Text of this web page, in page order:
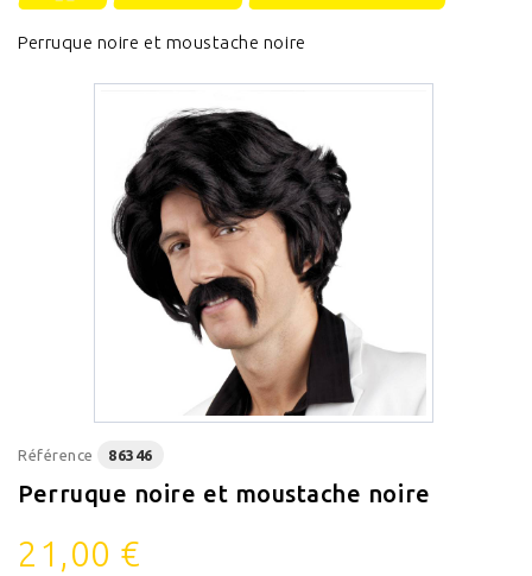
Perruque noire et moustache noire
Référence 86346
Perruque noire et moustache noire
21,00 €